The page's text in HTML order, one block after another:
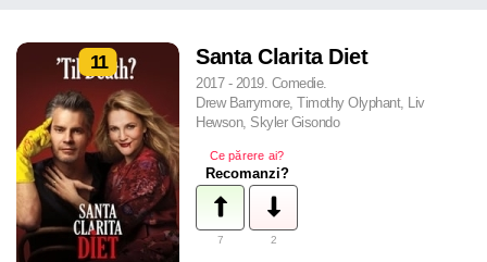
11 Santa Clarita Diet
2017 - 2019. Comedie.
Drew Barrymore, Timothy Olyphant, Liv
Hewson, Skyler Gisondo
Ce părere ai?
Recomanzi?
7 2